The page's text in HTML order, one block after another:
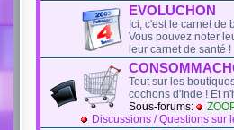
EVOLUCHON
Ici, c'est le carnet de
Vous pouvez noter
leur carnet de santé !
Tout sur les
cochons d'Inde ! Et
Sous-forums:
Discussions / Questions sur